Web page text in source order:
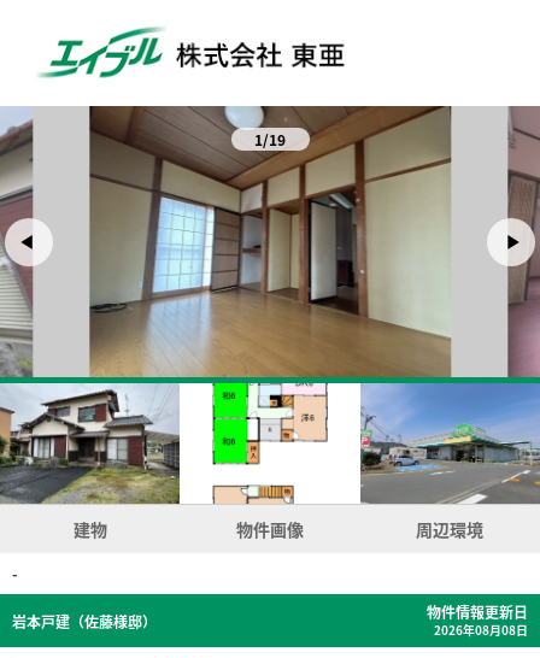
1/19
建物 物件画像 周辺環境
-
岩本戸建（佐藤様邸） 物件情報更新日
2026年08月08日